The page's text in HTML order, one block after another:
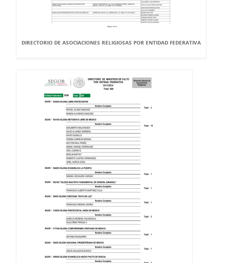
DIRECTORIO DE ASOCIACIONES RELIGIOSAS POR ENTIDAD FEDERATIVA